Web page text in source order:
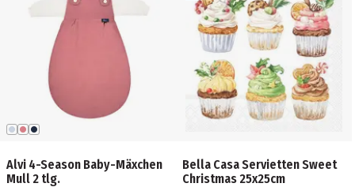
Alvi 4-Season Baby-Mäxchen
Mull 2 tlg.
Bella Casa Servietten Sweet
Christmas 25x25cm